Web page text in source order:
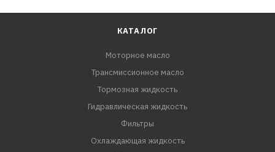
КАТАЛОГ
Моторное масло
Трансмиссионное масло
Тормозная жидкость
Гидравлическая жидкость
Фильтры
Охлаждающая жидкость